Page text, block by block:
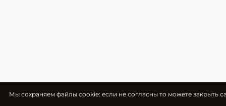
Мы cохраняем файлы cookie: если не согласны то можете закрыть